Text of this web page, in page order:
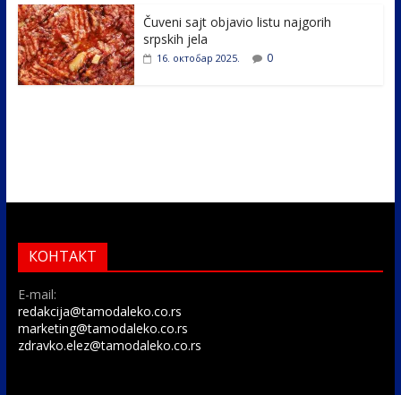
Čuveni sajt objavio listu najgorih
srpskih jela
16. октобар 2025. 0
КОНТАКТ
E-mail:
redakcija@tamodaleko.co.rs
marketing@tamodaleko.co.rs
zdravko.elez@tamodaleko.co.rs